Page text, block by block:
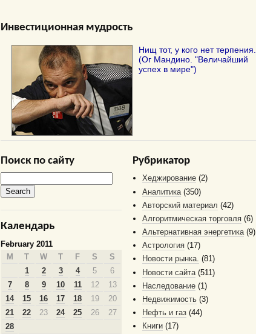
Инвестиционная мудрость
Нищ тот, у кого нет терпения.
(Ог Мандино. "Величайший
успех в мире")
Поиск по сайту
Календарь
February 2011
M
T W T F S S
1 2 3 4 5
6
7
8 9 10 11 12
13
14
15 16 17 18 19
20
21
22 23 24 25 26
27
28
Рубрикатор
Хеджирование (2)
Аналитика (350)
Авторский материал (42)
Алгоритмическая торговля (6)
Альтернативная энергетика(9)
Астрология (17)
Новости рынка. (81)
Новости сайта (511)
Наследование (1)
Недвижимость (3)
Нефть и газ (44)
Книги (17)